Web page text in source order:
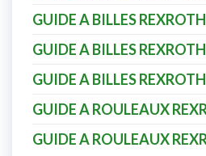
GUIDE A BILLES
GUIDE A BILLES
GUIDE A BILLES
GUIDE A ROULEAUX
GUIDE A ROULEAUX